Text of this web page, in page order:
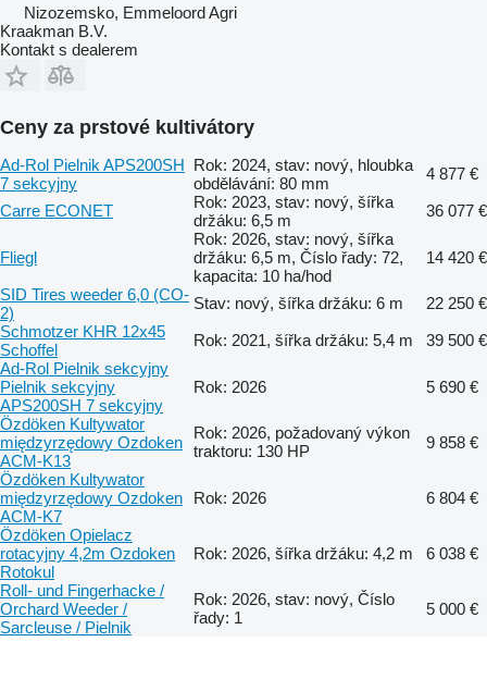
Nizozemsko, Emmeloord Agri
Kraakman B.V.
Kontakt s dealerem
Ceny za prstové kultivátory
Ad-Rol Pielnik APS200SH
7 sekcyjny
Rok: 2024, stav: nový, hloubka
obdělávání: 80 mm
4 877 €
Carre ECONET
Rok: 2023, stav: nový, šířka
držáku: 6,5 m
36 077 €
Fliegl
Rok: 2026, stav: nový, šířka
držáku: 6,5 m, Číslo řady: 72,
kapacita: 10 ha/hod
14 420 €
SID Tires weeder 6,0 (CO-
2)
Stav: nový, šířka držáku: 6 m
22 250 €
Schmotzer KHR 12x45
Schoffel
Rok: 2021, šířka držáku: 5,4 m
39 500 €
Ad-Rol Pielnik sekcyjny
Pielnik sekcyjny
APS200SH 7 sekcyjny
Rok: 2026
5 690 €
Özdöken Kultywator
międzyrzędowy Ozdoken
ACM-K13
Rok: 2026, požadovaný výkon
traktoru: 130 HP
9 858 €
Özdöken Kultywator
międzyrzędowy Ozdoken
ACM-K7
Rok: 2026
6 804 €
Özdöken Opielacz
rotacyjny 4,2m Ozdoken
Rotokul
Rok: 2026, šířka držáku: 4,2 m
6 038 €
Roll- und Fingerhacke /
Orchard Weeder /
Sarcleuse / Pielnik
Rok: 2026, stav: nový, Číslo
řady: 1
5 000 €